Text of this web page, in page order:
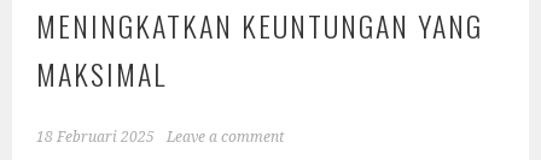
MENINGKATKAN KEUNTUNGAN YANG
MAKSIMAL
18 Februari 2025 Leave a comment